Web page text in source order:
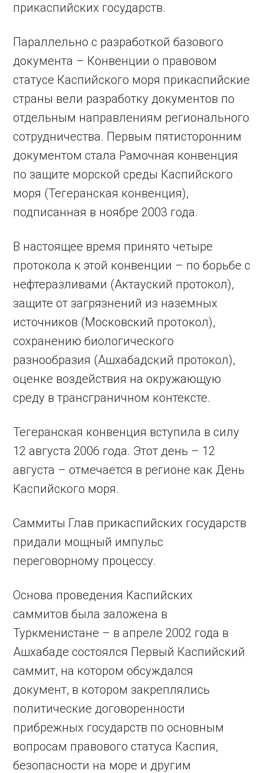
прикаспийских государств.
Параллельно с разработкой базового
документа – Конвенции о правовом
статусе Каспийского моря прикаспийские
страны вели разработку документов по
отдельным направлениям регионального
сотрудничества. Первым пятисторонним
документом стала Рамочная конвенция
по защите морской среды Каспийского
моря (Тегеранская конвенция),
подписанная в ноябре 2003 года.
В настоящее время принято четыре
протокола к этой конвенции – по борьбе с
нефтеразливами (Актауский протокол),
защите от загрязнений из наземных
источников (Московский протокол),
сохранению биологического
разнообразия (Ашхабадский протокол),
оценке воздействия на окружающую
среду в трансграничном контексте.
Тегеранская конвенция вступила в силу
12 августа 2006 года. Этот день – 12
августа – отмечается в регионе как День
Каспийского моря.
Саммиты Глав прикаспийских государств
придали мощный импульс
переговорному процессу.
Основа проведения Каспийских
саммитов была заложена в
Туркменистане – в апреле 2002 года в
Ашхабаде состоялся Первый Каспийский
саммит, на котором обсуждался
документ, в котором закреплялись
политические договоренности
прибрежных государств по основным
вопросам правового статуса Каспия,
безопасности на море и другим